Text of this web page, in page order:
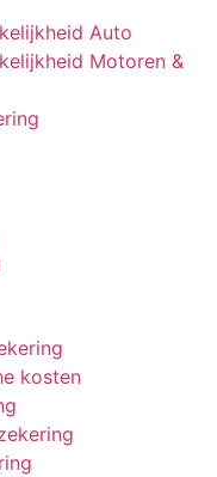
Auto
Motoren &
kosten